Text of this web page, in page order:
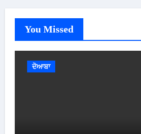
You Missed
ਦੋਆਬਾ